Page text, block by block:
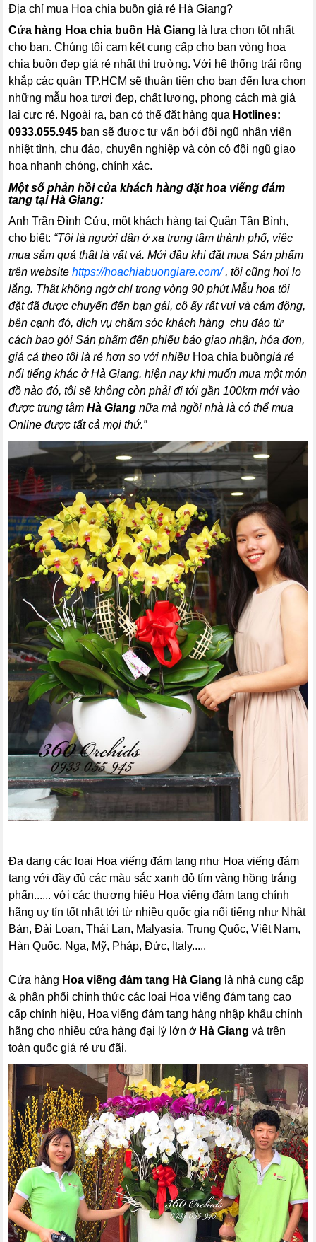
Địa chỉ mua Hoa chia buồn giá rẻ Hà Giang?
Cửa hàng Hoa chia buồn Hà Giang là lựa chọn tốt nhất
cho bạn. Chúng tôi cam kết cung cấp cho bạn vòng hoa
chia buồn đẹp giá rẻ nhất thị trường. Với hệ thống trải rộng
khắp các quận TP.HCM sẽ thuận tiện cho bạn đến lựa chọn
những mẫu hoa tươi đẹp, chất lượng, phong cách mà giá
lại cực rẻ. Ngoài ra, bạn có thể đặt hàng qua Hotlines:
0933.055.945 bạn sẽ được tư vấn bởi đội ngũ nhân viên
nhiệt tình, chu đáo, chuyên nghiệp và còn có đội ngũ giao
hoa nhanh chóng, chính xác.
Một số phản hồi của khách hàng đặt hoa viếng đám
tang tại Hà Giang:
Anh Trần Đình Cửu, một khách hàng tại Quận Tân Bình,
cho biết: “Tôi là người dân ở xa trung tâm thành phố, việc
mua sắm quả thật là vất vả. Mới đầu khi đặt mua Sản phẩm
trên websitehttps://hoachiabuongiare.com/, tôi cũng hơi lo
lắng. Thật không ngờ chỉ trong vòng 90 phút Mẫu hoa tôi
đặt đã được chuyển đến bạn gái, cô ấy rất vui và cảm động,
bên cạnh đó, dịch vụ chăm sóc khách hàng chu đáo từ
cách bao gói Sản phẩm đến phiếu bảo giao nhận, hóa đơn,
giá cả theo tôi là rẻ hơn so với nhiều Hoa chia buồngiá rẻ
nổi tiếng khác ở Hà Giang. hiện nay khi muốn mua một món
đồ nào đó, tôi sẽ không còn phải đi tới gần 100km mới vào
được trung tâmHà Giang nữa mà ngồi nhà là có thể mua
Online được tất cả mọi thứ.”
Đa dạng các loại Hoa viếng đám tang như Hoa viếng đám
tang với đầy đủ các màu sắc xanh đỏ tím vàng hồng trắng
phấn...... với các thương hiệu Hoa viếng đám tang chính
hãng uy tín tốt nhất tới từ nhiều quốc gia nổi tiếng như Nhật
Bản, Đài Loan, Thái Lan, Malyasia, Trung Quốc, Việt Nam,
Hàn Quốc, Nga, Mỹ, Pháp, Đức, Italy.....
Cửa hàng Hoa viếng đám tang Hà Giang là nhà cung cấp
& phân phối chính thức các loại Hoa viếng đám tang cao
cấp chính hiệu, Hoa viếng đám tang hàng nhập khẩu chính
hãng cho nhiều cửa hàng đại lý lớn ở Hà Giang và trên
toàn quốc giá rẻ ưu đãi.